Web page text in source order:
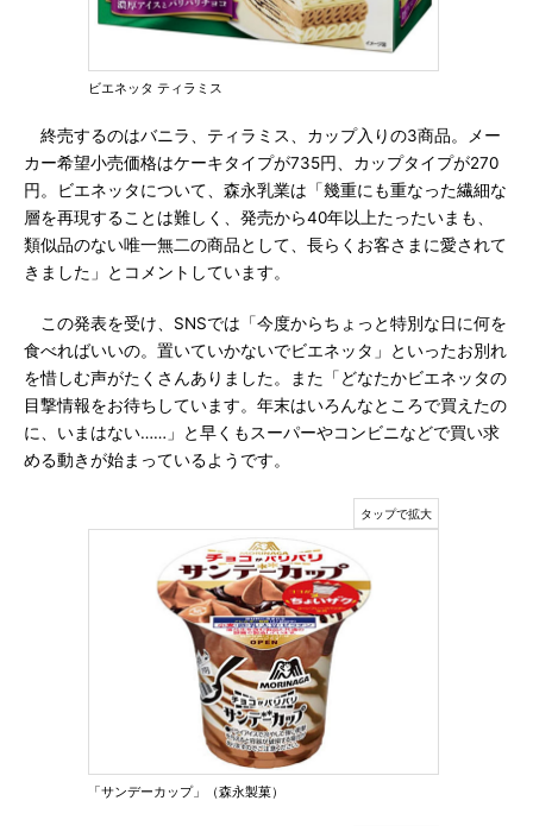
ビエネッタ ティラミス
終売するのはバニラ、ティラミス、カップ入りの3商品。メー
カー希望小売価格はケーキタイプが735円、カップタイプが270
円。ビエネッタについて、森永乳業は「幾重にも重なった繊細な
層を再現することは難しく、発売から40年以上たったいまも、
類似品のない唯一無二の商品として、長らくお客さまに愛されて
きました」とコメントしています。
この発表を受け、SNSでは「今度からちょっと特別な日に何を
食べればいいの。置いていかないでビエネッタ」といったお別れ
を惜しむ声がたくさんありました。また「どなたかビエネッタの
目撃情報をお待ちしています。年末はいろんなところで買えたの
に、いまはない……」と早くもスーパーやコンビニなどで買い求
める動きが始まっているようです。
「サンデーカップ」（森永製菓）